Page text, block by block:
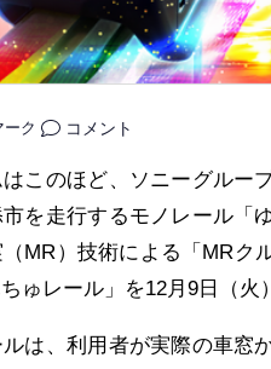
ーク コメント
このほど、ソニーグルー
を走行するモノレール「
MR）技術による「MRク
ゅレール」を12月9日（火
は、利用者が実際の車窓